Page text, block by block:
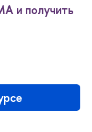
и получить